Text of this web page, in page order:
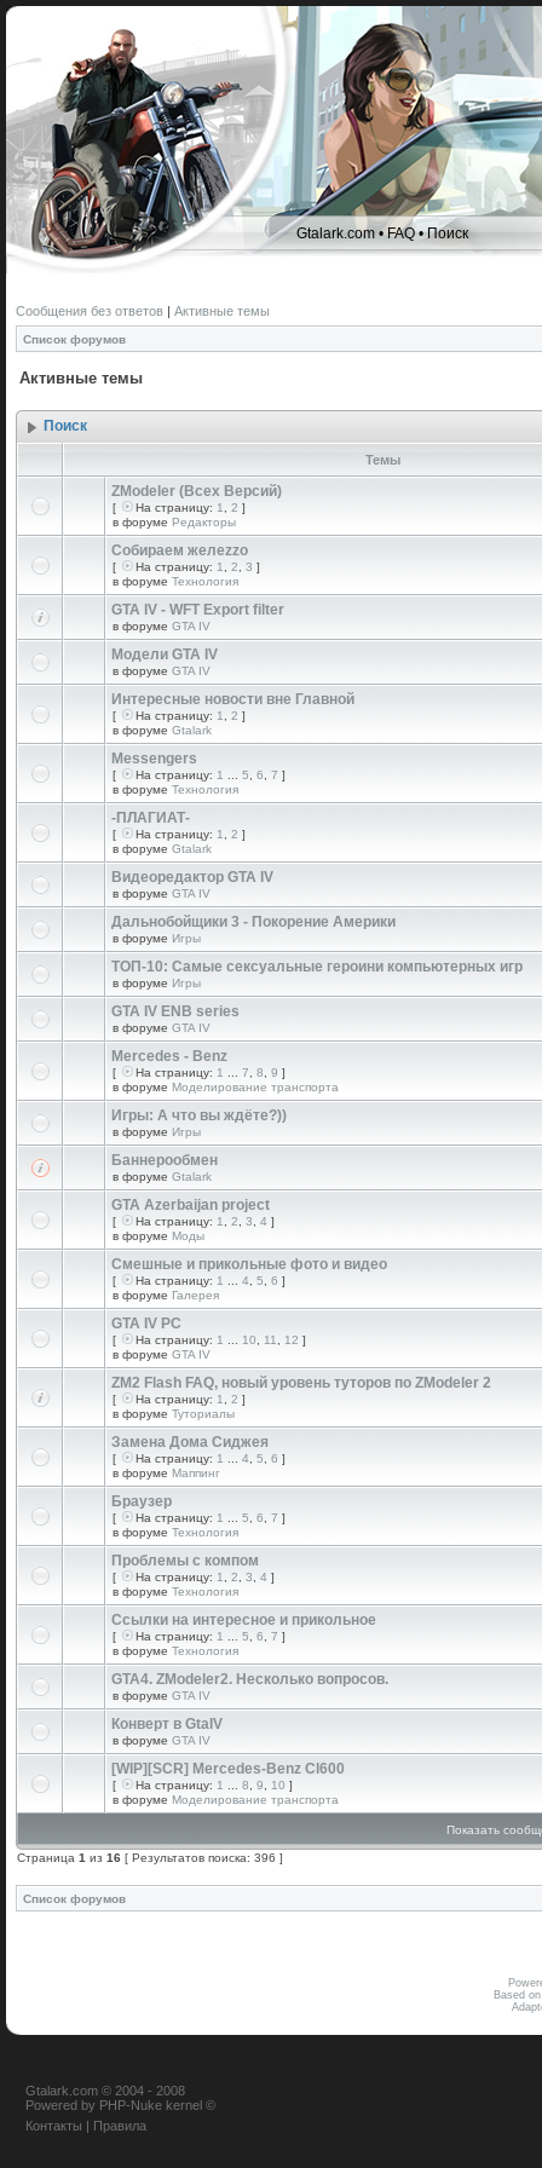
Gtalark.com •FAQ•Поиск
Сообщения без ответов | Активные темы
Список форумов
Активные темы
Поиск
Темы
ZModeler (Всех Версий)
[ На страницу: 1 2 ]
в форуме Редакторы
Собираем желеzzо
[ На страницу: 1 2 3 ]
в форуме Технология
GTA IV - WFT Export filter
в форуме GTA IV
Модели GTA IV
в форуме GTA IV
Интересные новости вне Главной
[ На страницу: 1 2 ]
в форуме Gtalark
Messengers
[ На страницу: 1 5 6 7 ]
в форуме Технология
-ПЛАГИАТ-
[ На страницу: 1 2 ]
в форуме Gtalark
Видеоредактор GTA IV
в форуме GTA IV
Дальнобойщики 3 - Покорение Америки
в форуме Игры
ТОП-10: Самые сексуальные героини компьютерных игр
в форуме Игры
GTA IV ENB series
в форуме GTA IV
Mercedes - Benz
[ На страницу: 1 7 8 9 ]
в форуме Моделирование транспорта
Игры: А что вы ждёте?))
в форуме Игры
Баннерообмен
в форуме Gtalark
GTA Azerbaijan project
[ На страницу: 1 2 3 4 ]
в форуме Моды
Смешные и прикольные фото и видео
[ На страницу: 1 4 5 6 ]
в форуме Галерея
GTA IV PC
[ На страницу: 1 10 11 12 ]
в форуме GTA IV
ZM2 Flash FAQ, новый уровень туторов по ZModeler 2
[ На страницу: 1 2 ]
в форуме Туториалы
Замена Дома Сиджея
[ На страницу: 1 4 5 6 ]
в форуме Маппинг
Браузер
[ На страницу: 1 5 6 7 ]
в форуме Технология
Проблемы с компом
[ На страницу: 1 2 3 4 ]
в форуме Технология
Ссылки на интересное и прикольное
[ На страницу: 1 5 6 7 ]
в форуме Технология
GTA4. ZModeler2. Несколько вопросов.
в форуме GTA IV
Конверт в GtaIV
в форуме GTA IV
[WIP][SCR] Mercedes-Benz Cl600
[ На страницу: 1 8 9 10 ]
в форуме Моделирование транспорта
Показать
Страница 1 из 16 [ Результатов поиска: 396 ]
Список форумов
Based
Gtalark.com © 2004 - 2008
Powered by PHP-Nuke kernel ©
Контакты | Правила